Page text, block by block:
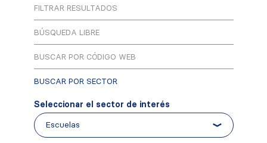
FILTRAR RESULTADOS
BÚSQUEDA LIBRE
BUSCAR POR CÓDIGO WEB
BUSCAR POR SECTOR
Seleccionar el sector de interés